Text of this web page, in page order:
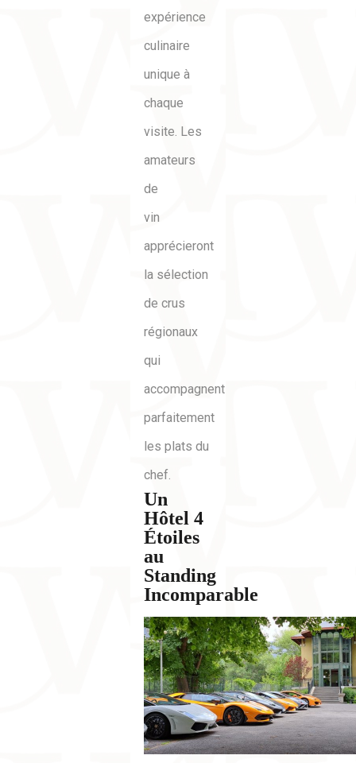
expérience
culinaire
unique à
chaque
visite. Les
amateurs
de
vin
apprécieront
la sélection
de crus
régionaux
qui
accompagnent
parfaitement
les plats du
chef.
Un
Hôtel 4
Étoiles
au
Standing
Incomparable